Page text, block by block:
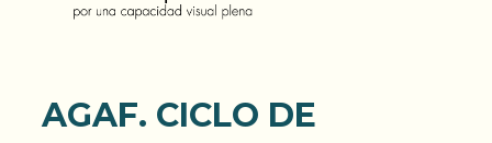
AGAF. CICLO DE